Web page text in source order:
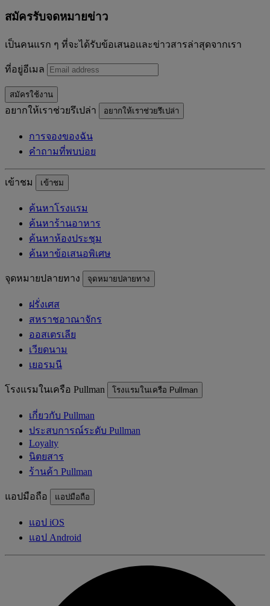
สมัครรับจดหมายข่าว
เป็นคนแรก ๆ ที่จะได้รับข้อเสนอและข่าวสารล่าสุดจากเรา
ที่อยู่อีเมล
สมัครใช้งาน
อยากให้เราช่วยรึเปล่า อยากให้เราช่วยรึเปล่า
การจองของฉัน
คำถามที่พบบ่อย
เข้าชม เข้าชม
ค้นหาโรงแรม
ค้นหาร้านอาหาร
ค้นหาห้องประชุม
ค้นหาข้อเสนอพิเศษ
จุดหมายปลายทาง จุดหมายปลายทาง
ฝรั่งเศส
สหราชอาณาจักร
ออสเตรเลีย
เวียดนาม
เยอรมนี
โรงแรมในเครือ Pullman โรงแรมในเครือ Pullman
เกี่ยวกับ Pullman
ประสบการณ์ระดับ Pullman
Loyalty
นิตยสาร
ร้านค้า Pullman
แอปมือถือ แอปมือถือ
แอป iOS
แอป Android